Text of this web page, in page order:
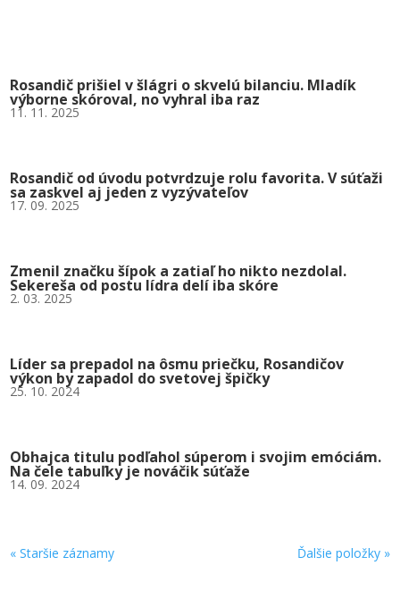
Rosandič prišiel v šlágri o skvelú bilanciu. Mladík
výborne skóroval, no vyhral iba raz
11. 11. 2025
Rosandič od úvodu potvrdzuje rolu favorita. V súťaži
sa zaskvel aj jeden z vyzývateľov
17. 09. 2025
Zmenil značku šípok a zatiaľ ho nikto nezdolal.
Sekereša od postu lídra delí iba skóre
2. 03. 2025
Líder sa prepadol na ôsmu priečku, Rosandičov
výkon by zapadol do svetovej špičky
25. 10. 2024
Obhajca titulu podľahol súperom i svojim emóciám.
Na čele tabuľky je nováčik súťaže
14. 09. 2024
« Staršie záznamy Ďalšie položky »